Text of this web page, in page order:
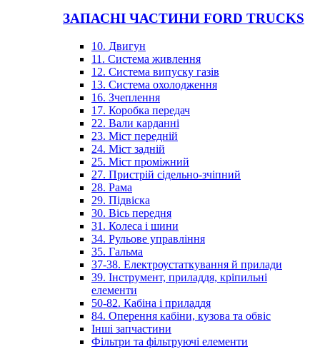
ЗАПАСНІ ЧАСТИНИ FORD TRUCKS
10. Двигун
11. Система живлення
12. Система випуску газів
13. Система охолодження
16. Зчеплення
17. Коробка передач
22. Вали карданні
23. Міст передній
24. Міст задній
25. Міст проміжний
27. Пристрій сідельно-зчіпний
28. Рама
29. Підвіска
30. Вісь передня
31. Колеса і шини
34. Рульове управління
35. Гальма
37-38. Електроустаткування й прилади
39. Інструмент, приладдя, кріпильні
елементи
50-82. Кабіна і приладдя
84. Оперення кабіни, кузова та обвіс
Інші запчастини
Фільтри та фільтруючі елементи